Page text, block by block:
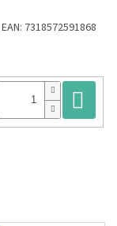
EAN: 7318572591868